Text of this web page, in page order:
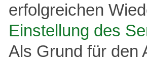
erfolgreichen
Einstellung des
Als Grund für den